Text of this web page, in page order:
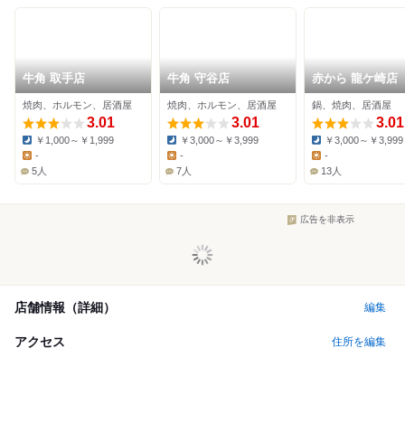
牛角 取手店
焼肉、ホルモン、居酒屋
3.01
Dinner:
￥1,000～￥1,999
Lunch:
-
5人
牛角 守谷店
焼肉、ホルモン、居酒屋
3.01
Dinner:
￥3,000～￥3,999
Lunch:
-
7人
赤から 龍ケ崎店
鍋、焼肉、居酒屋
3.01
Dinner:
￥3,000～￥3,999
Lunch:
-
13人
広告を非表示
店舗情報（詳細） 編集
アクセス 住所を編集